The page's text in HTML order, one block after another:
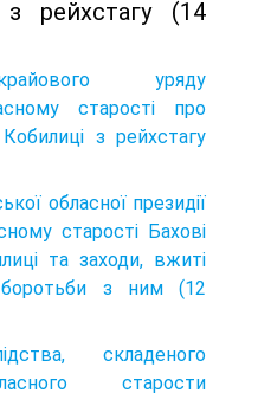
з рейхстагу (14
уряду
старості про
з рейхстагу
обласної президії
старості Бахові
та заходи, вжиті
боротьби з ним (12
складеного
старости